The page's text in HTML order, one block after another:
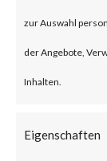
zur Auswahl
der Angebote,
Inhalten.
Eigenschaften